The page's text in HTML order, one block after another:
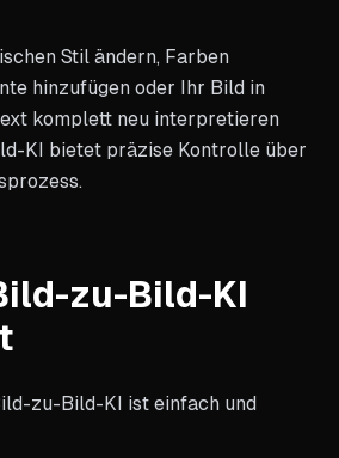
Stil ändern, Farben
hinzufügen oder Ihr Bild in
komplett neu interpretieren
KI bietet präzise Kontrolle über
zu-Bild-KI
zu-Bild-KI ist einfach und